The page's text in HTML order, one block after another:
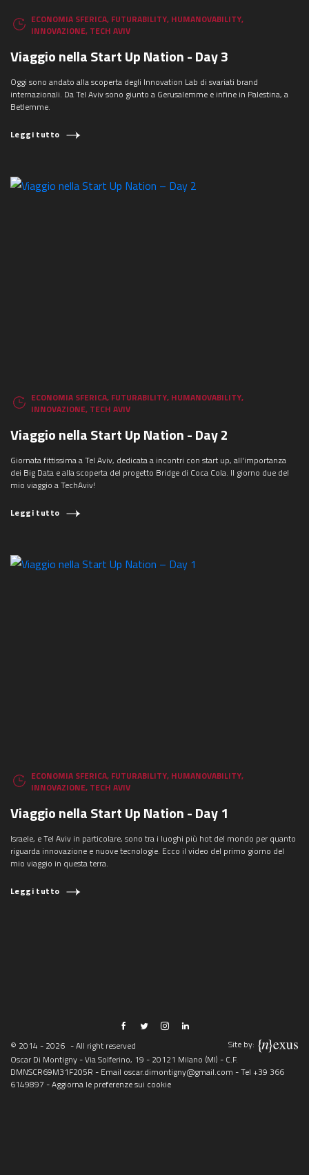
ECONOMIA SFERICA, FUTURABILITY, HUMANOVABILITY,
INNOVAZIONE, TECH AVIV
Viaggio nella Start Up Nation - Day 3
Oggi sono andato alla scoperta degli Innovation Lab di svariati brand
internazionali. Da Tel Aviv sono giunto a Gerusalemme e infine in Palestina, a
Betlemme.
Leggi tutto
ECONOMIA SFERICA, FUTURABILITY, HUMANOVABILITY,
INNOVAZIONE, TECH AVIV
Viaggio nella Start Up Nation - Day 2
Giornata fittissima a Tel Aviv, dedicata a incontri con start up, all'importanza
dei Big Data e alla scoperta del progetto Bridge di Coca Cola. Il giorno due del
mio viaggio a TechAviv!
Leggi tutto
ECONOMIA SFERICA, FUTURABILITY, HUMANOVABILITY,
INNOVAZIONE, TECH AVIV
Viaggio nella Start Up Nation - Day 1
Israele, e Tel Aviv in particolare, sono tra i luoghi più hot del mondo per quanto
riguarda innovazione e nuove tecnologie. Ecco il video del primo giorno del
mio viaggio in questa terra.
Leggi tutto
© 2014 - 2026 - All right reserved
Site by:
Oscar Di Montigny - Via Solferino, 19 - 20121 Milano (MI) - C.F.
DMNSCR69M31F205R - Email oscar.dimontigny@gmail.com - Tel +39 366
6149897 -Aggiorna le preferenze sui cookie